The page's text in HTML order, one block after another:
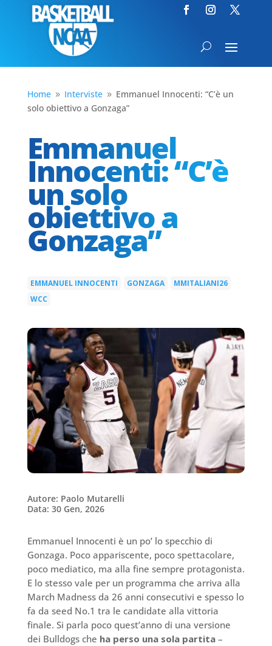
Home 9 Interviste 9 Emmanuel Innocenti: “C’è un
solo obiettivo a Gonzaga”
Emmanuel
Innocenti: “C’è
un solo
obiettivo a
Gonzaga”
EMMANUEL INNOCENTI GONZAGA MMITALIANI26
WCC
Autore: Paolo Mutarelli
Data: 30 Gen, 2026
Emmanuel Innocenti è un po’ lo specchio di
Gonzaga. Poco appariscente, poco spettacolare,
poco mediatico, ma alla fine sempre protagonista.
E lo stesso vale per un programma che arriva alla
March Madness da 26 anni consecutivi e spesso lo
fa da seed No.1 tra le candidate alla vittoria
finale. Si parla poco quest’anno di una versione
dei Bulldogs che ha perso una sola partita–